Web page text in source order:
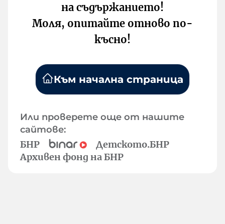
на съдържанието!
Моля, опитайте отново по-
късно!
Към начална страница
Или проверете още от нашите
сайтове:
БНР
Детското.БНР
Архивен фонд на БНР